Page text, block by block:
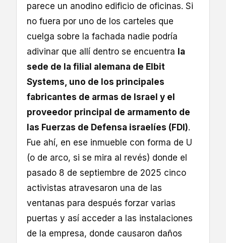
parece un anodino edificio de oficinas. Si
no fuera por uno de los carteles que
cuelga sobre la fachada nadie podría
adivinar que allí dentro se encuentra la
sede de la filial alemana de Elbit
Systems, uno de los principales
fabricantes de armas de Israel y el
proveedor principal de armamento de
las Fuerzas de Defensa israelíes (FDI).
Fue ahí, en ese inmueble con forma de U
(o de arco, si se mira al revés) donde el
pasado 8 de septiembre de 2025 cinco
activistas atravesaron una de las
ventanas para después forzar varias
puertas y así acceder a las instalaciones
de la empresa, donde causaron daños